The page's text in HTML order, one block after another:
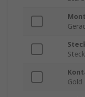
Gold